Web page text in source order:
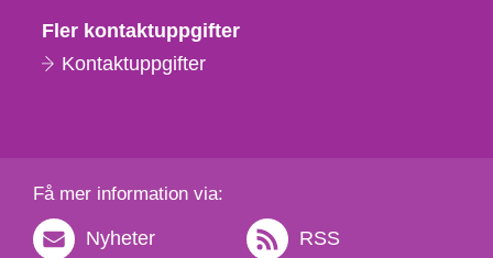
Fler kontaktuppgifter
Kontaktuppgifter
Få mer information via:
Nyheter RSS